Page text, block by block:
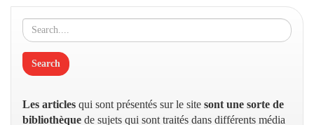
Les articles qui sont présentés sur le site sont une sorte de
bibliothèque de sujets qui sont traités dans différents média